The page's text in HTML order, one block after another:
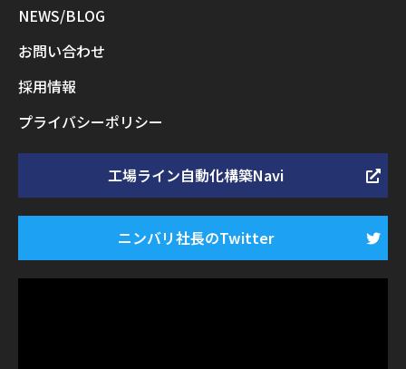
NEWS/BLOG
お問い合わせ
採用情報
プライバシーポリシー
工場ライン自動化構築Navi
ニンバリ社長のTwitter